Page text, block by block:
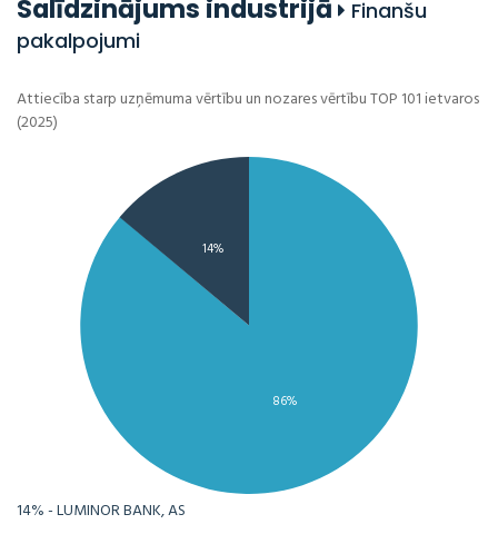
Salīdzinājums industrijā
Finanšu
pakalpojumi
Attiecība starp uzņēmuma vērtību un nozares vērtību TOP 101 ietvaros
(2025)
86%
14%
14% - LUMINOR BANK, AS